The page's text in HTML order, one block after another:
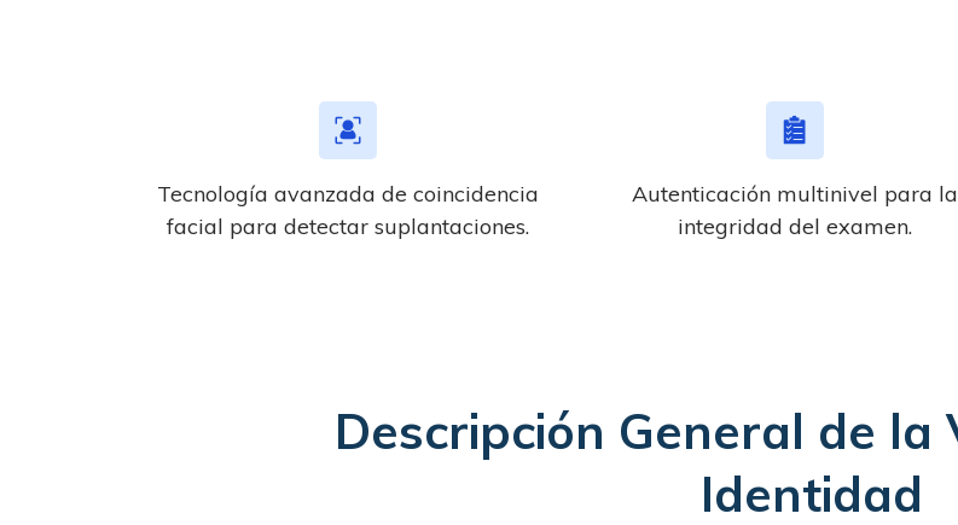
Tecnología avanzada de coincidencia
facial para detectar suplantaciones.
Autenticación multinivel para la
integridad del examen.
Descripción General de la
Identidad